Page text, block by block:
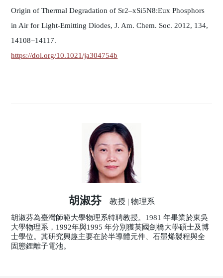
Origin of Thermal Degradation of Sr2–xSi5N8:Eux Phosphors
in Air for Light-Emitting Diodes, J. Am. Chem. Soc. 2012, 134,
14108−14117.
https://doi.org/10.1021/ja304754b
胡淑芬 教授 | 物理系
胡淑芬為臺灣師範大學物理系特聘教授。1981 年畢業於東吳
大學物理系，1992年與1995 年分別獲英國劍橋大學碩士及博
士學位。其研究興趣主要在於半導體元件、石墨烯製程與全
固態鋰離子電池。